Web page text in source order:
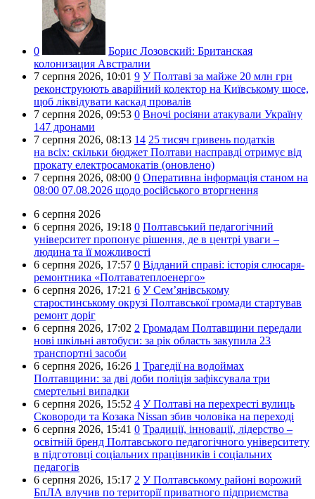
0 Борис Лозовский: Британская
колонизация Австралии
7 серпня 2026, 10:01 9 У Полтаві за майже 20 млн грн
реконструюють аварійний колектор на Київському шосе,
щоб ліквідувати каскад провалів
7 серпня 2026, 09:53 0 Вночі росіяни атакували Україну
147 дронами
7 серпня 2026, 08:13 14 25 тисяч гривень податків
на всіх: скільки бюджет Полтави насправді отримує від
прокату електросамокатів (оновлено)
7 серпня 2026, 08:00 0 Оперативна інформація станом на
08:00 07.08.2026 щодо російського вторгнення
6 серпня 2026
6 серпня 2026, 19:18 0 Полтавський педагогічний
університет пропонує рішення, де в центрі уваги –
людина та її можливості
6 серпня 2026, 17:57 0 Відданий справі: історія слюсаря-
ремонтника «Полтаватеплоенерго»
6 серпня 2026, 17:21 6 У Сем’янівському
старостинському окрузі Полтавської громади стартував
ремонт доріг
6 серпня 2026, 17:02 2 Громадам Полтавщини передали
нові шкільні автобуси: за рік область закупила 23
транспортні засоби
6 серпня 2026, 16:26 1 Трагедії на водоймах
Полтавщини: за дві доби поліція зафіксувала три
смертельні випадки
6 серпня 2026, 15:52 4 У Полтаві на перехресті вулиць
Сковороди та Козака Nissan збив чоловіка на переході
6 серпня 2026, 15:41 0 Традиції, інновації, лідерство –
освітній бренд Полтавського педагогічного університету
в підготовці соціальних працівників і соціальних
педагогів
6 серпня 2026, 15:17 2 У Полтавському районі ворожий
БпЛА влучив по території приватного підприємства